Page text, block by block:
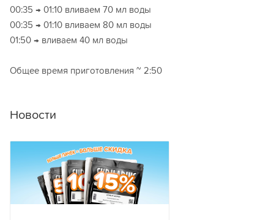
00:35 → 01:10 вливаем 70 мл воды
00:35 → 01:10 вливаем 80 мл воды
01:50 → вливаем 40 мл воды
Общее время приготовления ~ 2:50
Новости